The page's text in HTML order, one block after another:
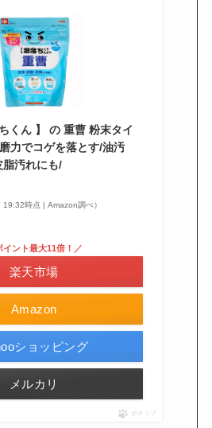
くん 】 の 重曹 粉末タイ
力でコゲを落とす/油汚
脂汚れにも/
19:32時点 | Amazon調べ）
Amazon
イント最大11倍！／
楽天市場
ショッピング
メルカリ
ポチップ